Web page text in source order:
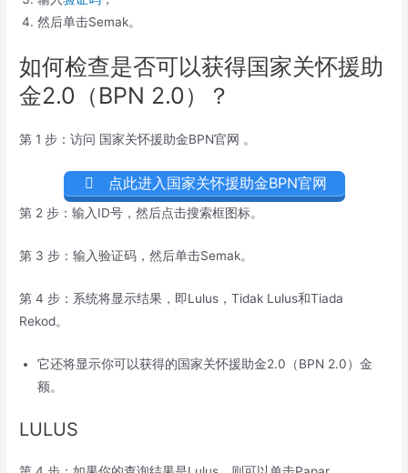
然后单击Semak。
如何检查是否可以获得国家关怀援助
金2.0（BPN 2.0）？
第 1 步：访问 国家关怀援助金BPN官网 。
点此进入国家关怀援助金BPN官网
第 2 步：输入ID号，然后点击搜索框图标。
第 3 步：输入验证码，然后单击Semak。
第 4 步：系统将显示结果，即Lulus，Tidak Lulus和Tiada
Rekod。
它还将显示你可以获得的国家关怀援助金2.0（BPN 2.0）金
额。
LULUS